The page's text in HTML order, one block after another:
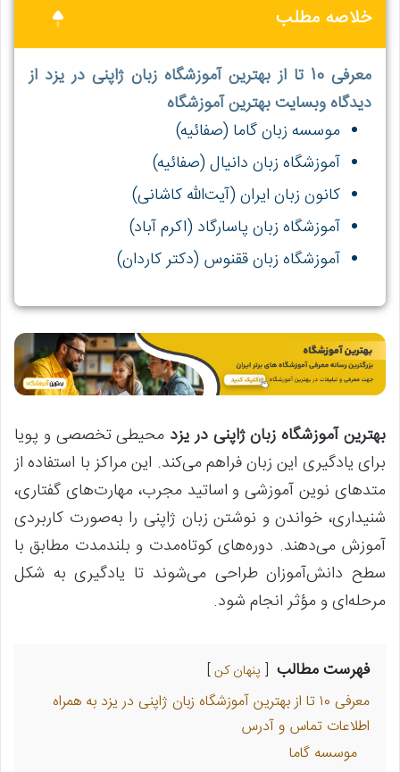
خلاصه مطلب
معرفی 10 تا از بهترین آموزشگاه زبان ژاپنی در یزد از
دیدگاه وبسایت بهترین آموزشگاه
موسسه زبان گاما (صفائیه)
آموزشگاه زبان دانیال (صفائیه)
کانون زبان ایران (آیت‌الله کاشانی)
آموزشگاه زبان پاسارگاد (اکرم آباد)
آموزشگاه زبان ققنوس (دکتر کاردان)
بهترین آموزشگاه زبان ژاپنی در یزد محیطی تخصصی و پویا
برای یادگیری این زبان فراهم می‌کند. این مراکز با استفاده از
متدهای نوین آموزشی و اساتید مجرب، مهارت‌های گفتاری،
شنیداری، خواندن و نوشتن زبان ژاپنی را به‌صورت کاربردی
آموزش می‌دهند. دوره‌های کوتاه‌مدت و بلندمدت مطابق با
سطح دانش‌آموزان طراحی می‌شوند تا یادگیری به شکل
مرحله‌ای و مؤثر انجام شود.
فهرست مطالب پنهان کن
معرفی ۱۰ تا از بهترین آموزشگاه زبان ژاپنی در یزد به همراه
اطلاعات تماس و آدرس
موسسه گاما